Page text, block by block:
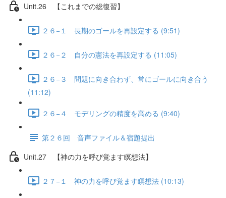
Unit.26 【これまでの総復習】
２６−１ 長期のゴールを再設定する (9:51)
２６−２ 自分の憲法を再設定する (11:05)
２６−３ 問題に向き合わず、常にゴールに向き合う
(11:12)
２６−４ モデリングの精度を高める (9:40)
第２６回 音声ファイル＆宿題提出
Unit.27 【神の力を呼び覚ます瞑想法】
２７−１ 神の力を呼び覚ます瞑想法 (10:13)